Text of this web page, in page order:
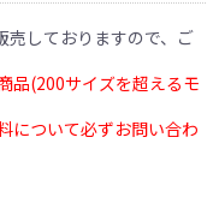
売しておりますので、ご
品(200サイズを超えるモ
について必ずお問い合わ